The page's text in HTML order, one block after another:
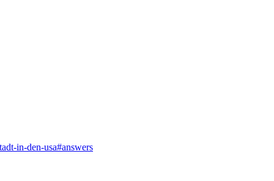
in-den-usa#answers